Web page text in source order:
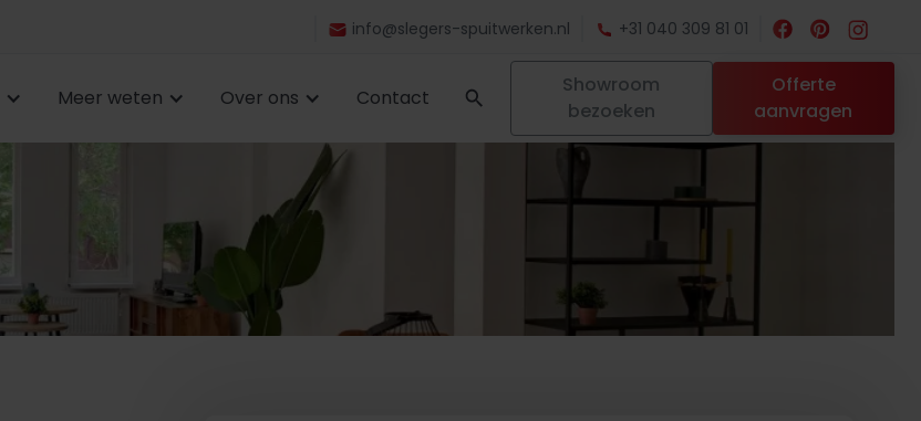
info@slegers-spuitwerken.nl +31 040 309 81 01
Meer weten Over ons Contact
Showroom
bezoeken
Offerte
aanvragen